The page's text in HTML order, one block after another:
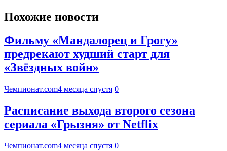
Похожие новости
Фильму «Мандалорец и Грогу»
предрекают худший старт для
«Звёздных войн»
Чемпионат.com4 месяца спустя 0
Расписание выхода второго сезона
сериала «Грызня» от Netflix
Чемпионат.com4 месяца спустя 0